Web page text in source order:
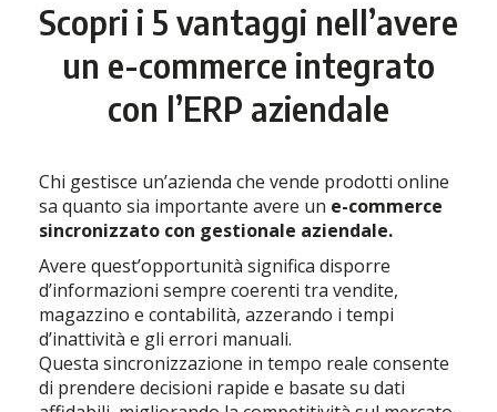
Scopri i 5 vantaggi nell’avere
un e-commerce integrato
con l’ERP aziendale
Chi gestisce un’azienda che vende prodotti online
sa quanto sia importante avere un e-commerce
sincronizzato con gestionale aziendale.
Avere quest’opportunità significa disporre
d’informazioni sempre coerenti tra vendite,
magazzino e contabilità, azzerando i tempi
d’inattività e gli errori manuali.
Questa sincronizzazione in tempo reale consente
di prendere decisioni rapide e basate su dati